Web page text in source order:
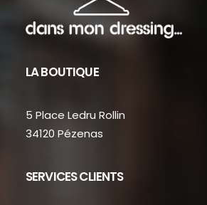
LA BOUTIQUE
5 Place Ledru Rollin
34120 Pézenas
SERVICES CLIENTS